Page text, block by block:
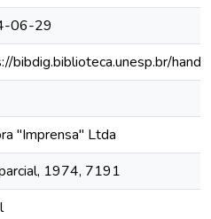
06-29
bibdig.biblioteca.unesp.br/
"Imprensa" Ltda
1974, 7191